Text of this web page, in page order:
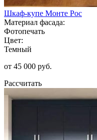
Шкаф-купе Монте Рос
Материал фасада:
Фотопечать
Цвет:
Темный
от 45 000 руб.
Рассчитать